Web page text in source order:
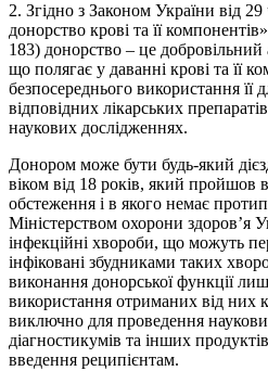
2. Згідно з Законом України від
донорство крові та її
183) донорство – це
що полягає у даванні крові та її
безпосереднього використання її
відповідних лікарських
наукових дослідженнях.
Донором може бути будь-який
віком від 18 років, який пройшов
обстеження і в якого немає
Міністерством охорони здоров’я
інфекційні хвороби, що можуть
інфіковані збудниками таких
виконання донорської функції
використання отриманих від них
виключно для проведення
діагностикумів та інших
введення реципієнтам.